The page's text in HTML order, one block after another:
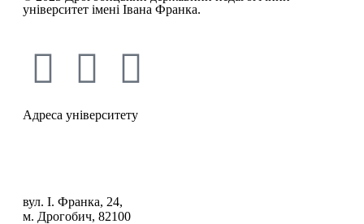
університет імені Івана Франка.
Адреса університету
вул. І. Франка, 24,
м. Дрогобич, 82100